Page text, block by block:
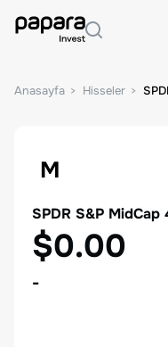
Anasayfa Hisseler
M
SPDR S&P
$0.00
-